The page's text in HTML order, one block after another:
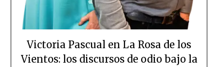
Victoria Pascual en La Rosa de los
Vientos: los discursos de odio bajo la